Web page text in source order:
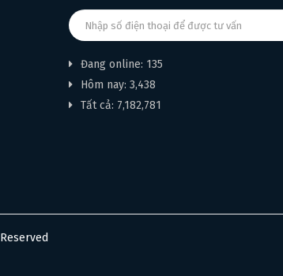
Đang online: 135
Hôm nay: 3,438
Tất cả: 7,182,781